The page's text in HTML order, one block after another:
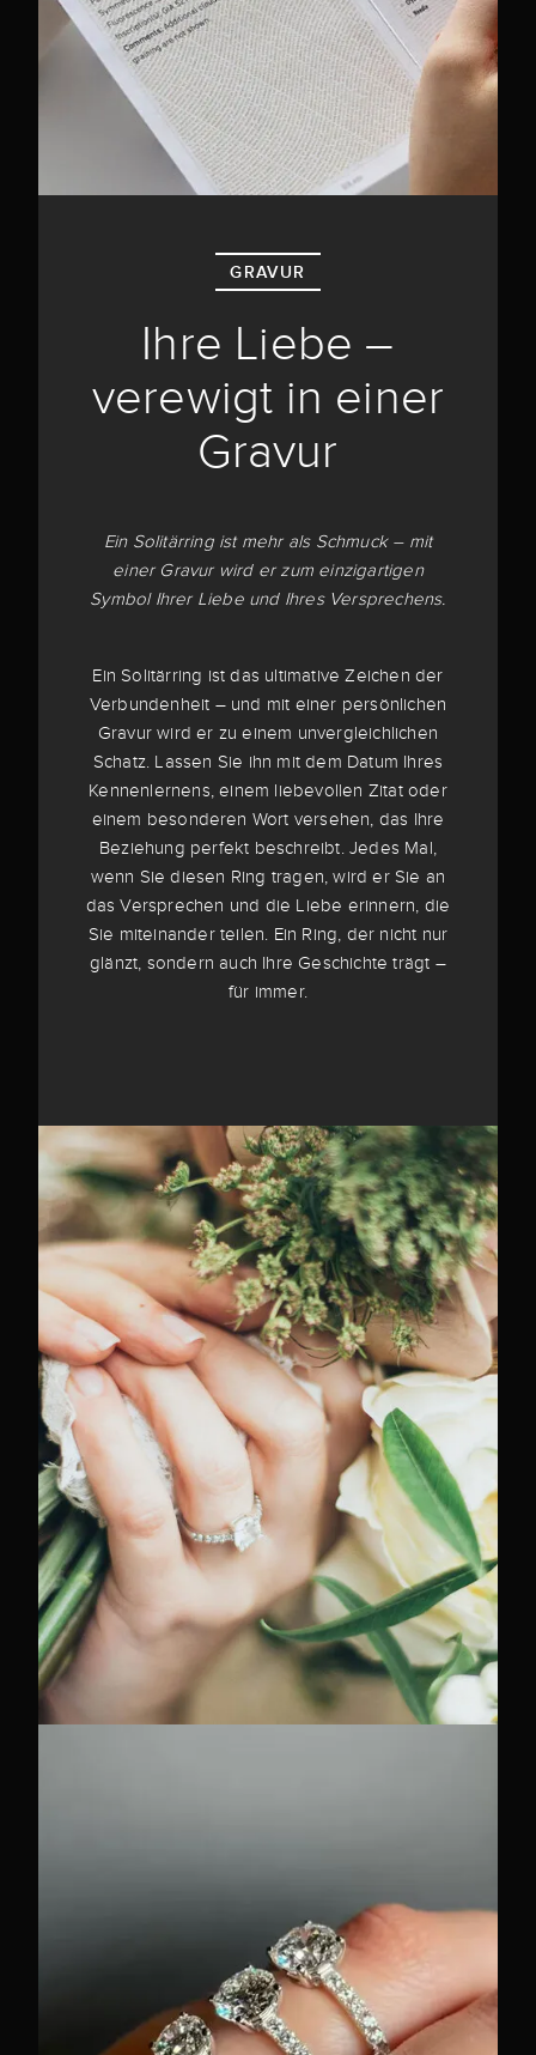
GRAVUR
Ihre Liebe –
verewigt in einer
Gravur
Ein Solitärring ist mehr als Schmuck – mit
einer Gravur wird er zum einzigartigen
Symbol Ihrer Liebe und Ihres Versprechens.
Ein Solitärring ist das ultimative Zeichen der
Verbundenheit – und mit einer persönlichen
Gravur wird er zu einem unvergleichlichen
Schatz. Lassen Sie ihn mit dem Datum Ihres
Kennenlernens, einem liebevollen Zitat oder
einem besonderen Wort versehen, das Ihre
Beziehung perfekt beschreibt. Jedes Mal,
wenn Sie diesen Ring tragen, wird er Sie an
das Versprechen und die Liebe erinnern, die
Sie miteinander teilen. Ein Ring, der nicht nur
glänzt, sondern auch Ihre Geschichte trägt –
für immer.